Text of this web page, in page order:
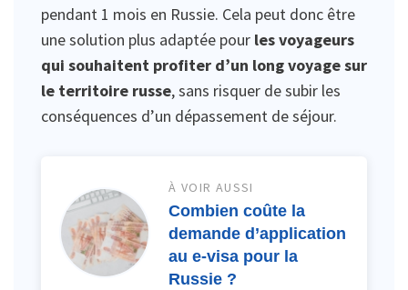
pendant 1 mois en Russie. Cela peut donc être
une solution plus adaptée pour les voyageurs
qui souhaitent profiter d’un long voyage sur
le territoire russe, sans risquer de subir les
conséquences d’un dépassement de séjour.
À VOIR AUSSI
Combien coûte la
demande d’application
au e-visa pour la
Russie ?